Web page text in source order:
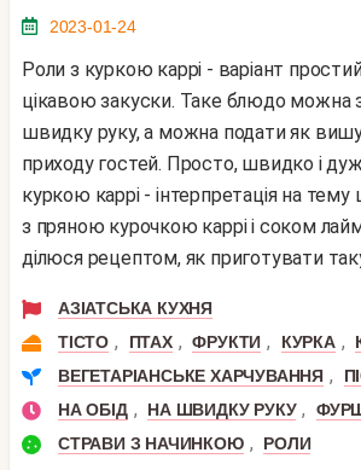
2023-01-24
Роли з куркою каррі - варіант простий, але дуже
цікавою закуски. Таке блюдо можна
швидку руку, а можна подати як
приходу гостей. Просто, швидко і
куркою каррі - інтерпретація на тему
з пряною курочкою каррі і соком
ділюся рецептом, як приготувати
АЗІАТСЬКА КУХНЯ
ТІСТО , ПТАХ , ФРУКТИ , КУРКА ,
ВЕГЕТАРІАНСЬКЕ ХАРЧУВАННЯ ,
НА ОБІД , НА ШВИДКУ РУКУ ,
СТРАВИ З НАЧИНКОЮ , РОЛИ